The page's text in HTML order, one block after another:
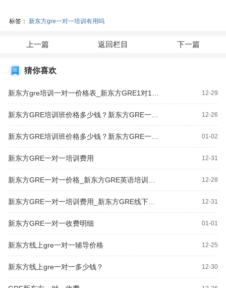
标签： 新东方gre一对一培训有用吗
上一篇 返回栏目 下一篇
猜你喜欢
12-29
12-26
01-02
新东方GRE一对一培训费用 12-31
12-28
12-31
新东方GRE一对一收费明细 01-01
新东方线上gre一对一辅导价格 12-25
新东方线上gre一对一多少钱？ 12-30